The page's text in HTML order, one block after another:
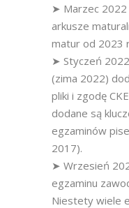
➤ Marzec 2022
arkusze
matur od 2023
➤ Styczeń
(zima 2022)
pliki i zgodę
dodane są
egzaminów
2017).
➤ Wrzesień
egzaminu
Niestety wiele